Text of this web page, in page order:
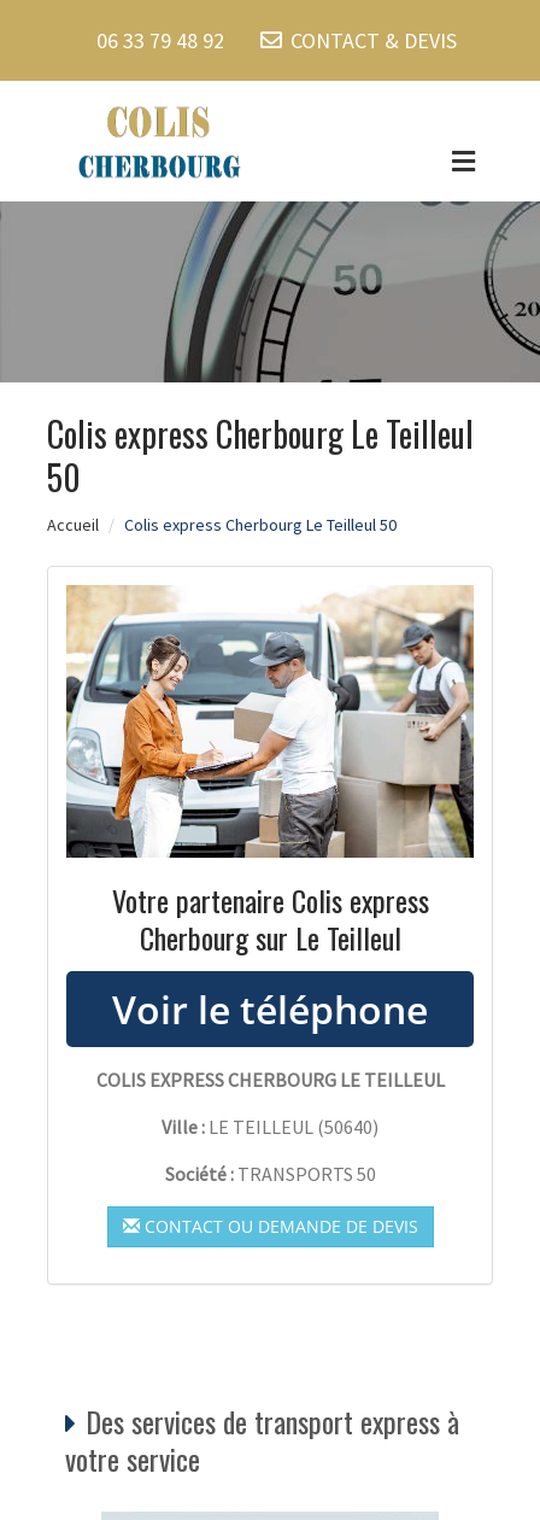
06 33 79 48 92 CONTACT & DEVIS
Colis express Cherbourg Le Teilleul
50
Accueil Colis express Cherbourg Le Teilleul 50
Votre partenaire Colis express
Cherbourg sur Le Teilleul
COLIS EXPRESS CHERBOURG LE TEILLEUL
Ville : LE TEILLEUL (50640)
Société : TRANSPORTS 50
CONTACT OU DEMANDE DE DEVIS
Des services de transport express à
votre service